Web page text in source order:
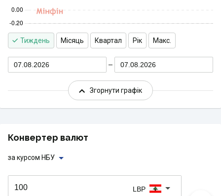
Тиждень Місяць Квартал Рік Макс.
07.08.2026 07.08.2026
Згорнути графік
Конвертер валют
за курсом НБУ
LBP